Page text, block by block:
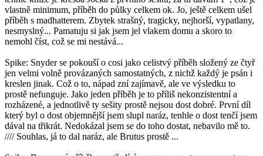
vlastně minimum, příběh do půlky celkem ok. Jo, ještě celkem ušel
příběh s madhatterem. Zbytek strašný, tragicky, nejhorší, vypatlany,
nesmyslný... Pamatuju si jak jsem jel vlakem domu a skoro to
nemohl číst, což se mi nestává...
Spike: Snyder se pokouší o cosi jako celistvý příběh složený ze čtyř
jen velmi volně provázaných samostatných, z nichž každý je psán i
kreslen jinak. Což o to, nápad zní zajímavě, ale ve výsledku to
prostě nefunguje. Jako jeden příběh je to příliš nekonzistentní a
rozházené, a jednotlivě ty sešity prostě nejsou dost dobré. První díl
který byl o dost objemnější jsem slupl naráz, tenhle o dost tenčí jsem
dával na třikrát. Nedokázal jsem se do toho dostat, nebavilo mě to.
//// Souhlas, já to dal naráz, ale Brutus prostě ...